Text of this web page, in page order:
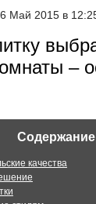
Май 2015 в
–
Содержание
качества